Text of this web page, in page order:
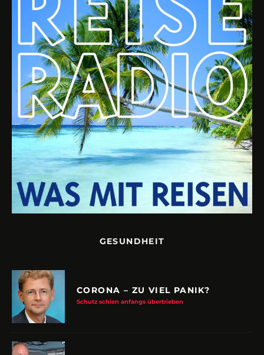
GESUNDHEIT
CORONA – ZU VIEL PANIK?
Schutz schien anfangs übertrieben